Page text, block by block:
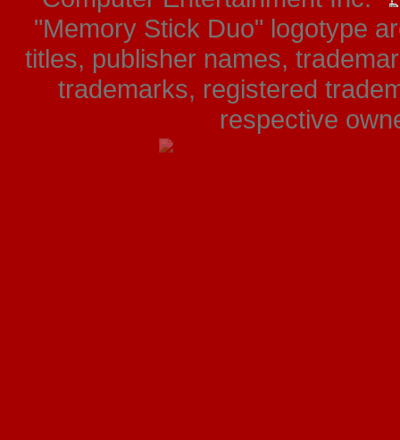
"Memory Stick Duo" logotype
titles, publisher names,
trademarks, registered
respective